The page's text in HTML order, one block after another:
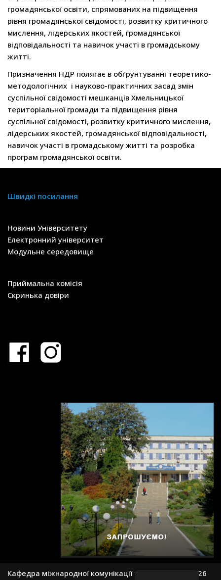
громадянської освіти, спрямованих на підвищення
рівня громадянської свідомості, розвитку критичного
мислення, лідерських якостей, громадянської
відповідальності та навичок участі в громадському
житті.
Призначення НДР полягає в обґрунтуванні теоретико-
методологічних і науково-практичних засад змін
суспільної свідомості мешканців Хмельницької
територіальної громади та підвищення рівня
суспільної свідомості, розвитку критичного мислення,
лідерських якостей, громадянської відповідальності,
навичок участі в громадському житті та розробка
програм громадянської освіти.
Швидкі посилання
Новини Університету
Електронний університет
Модульне середовище
Приймальна комісія
Скринька довіри
Кафедра міжнародної комунікації та політології, 2026